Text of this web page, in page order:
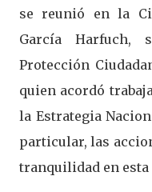
se reunió en la
García Harfuch,
Protección
quien acordó
la Estrategia
particular, las
tranquilidad en esta